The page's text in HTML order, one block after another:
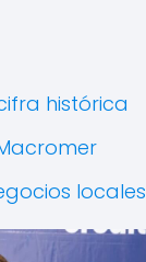
histórica
locales